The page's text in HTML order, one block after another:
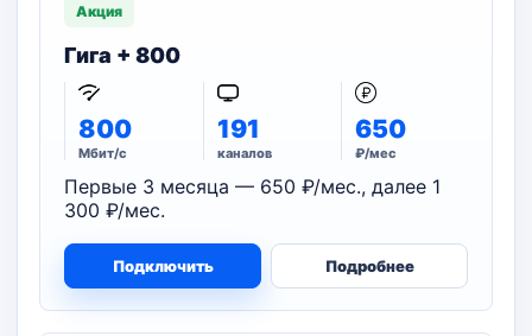
Акция
Гига + 800
800
Мбит/с
191
каналов
650
₽/мес
Первые 3 месяца — 650 ₽/мес., далее 1
300 ₽/мес.
Подключить Подробнее